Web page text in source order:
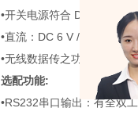
•开关电源符合 DOE 节能
•直流：DC 6 V / 4 Ah 充电
•无线数据传之功能（
选配功能:
•RS232串口输出：有全双